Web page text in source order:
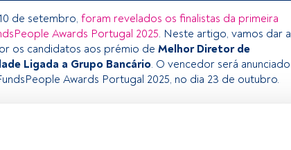
de setembro, foram revelados os finalistas da primeira
Awards Portugal 2025. Neste artigo, vamos dar a
os candidatos aos prémio de Melhor Diretor de
Ligada a Grupo Bancário. O vencedor será anunciado
Awards Portugal 2025, no dia 23 de outubro.
para os utilizadores registados da FundsPeople. Se já